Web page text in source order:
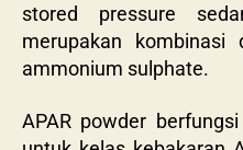
stored pressure
merupakan kombinasi
ammonium sulphate.
APAR powder